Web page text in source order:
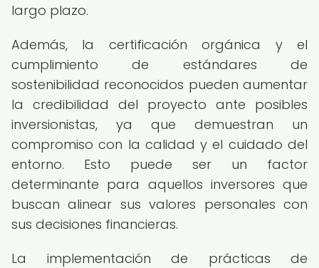
largo plazo.
Además, la certificación orgánica y el
cumplimiento de estándares de
sostenibilidad reconocidos pueden aumentar
la credibilidad del proyecto ante posibles
inversionistas, ya que demuestran un
compromiso con la calidad y el cuidado del
entorno. Esto puede ser un factor
determinante para aquellos inversores que
buscan alinear sus valores personales con
sus decisiones financieras.
La implementación de prácticas de